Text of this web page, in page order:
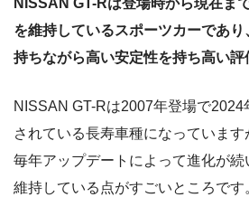
NISSAN GT-Rは登場時から現在ま
を維持しているスポーツカーであ
持ちながら高い安定性を持ち高い評
NISSAN GT-Rは2007年登場で
されている長寿車種になっていま
毎年アップデートによって進化が
維持している点がすごいところです